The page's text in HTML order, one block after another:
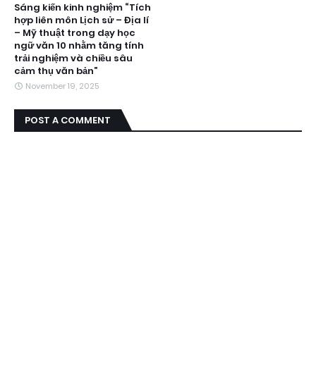
Sáng kiến kinh nghiệm “Tích
hợp liên môn Lịch sử – Địa lí
– Mỹ thuật trong dạy học
ngữ văn 10 nhằm tăng tính
trải nghiệm và chiều sâu
cảm thụ văn bản”
November 19, 2025
POST A COMMENT